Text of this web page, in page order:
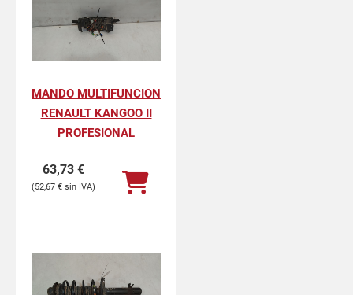
MANDO MULTIFUNCION
RENAULT KANGOO II
PROFESIONAL
63,73 €
52,67 €